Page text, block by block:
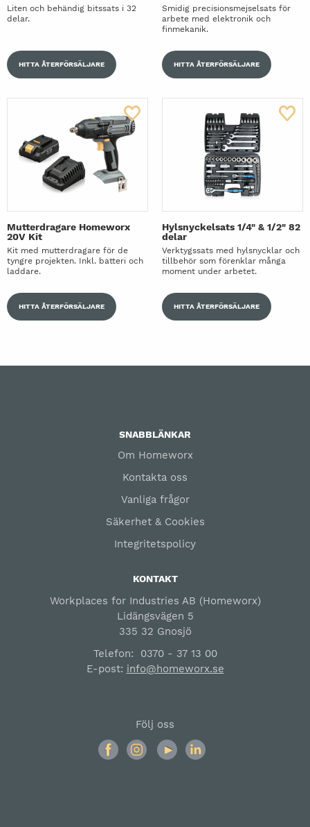
Liten och behändig bitssats i 32
delar.
HITTA ÅTERFÖRSÄLJARE
Smidig precisionsmejselsats för
arbete med elektronik och
finmekanik.
HITTA ÅTERFÖRSÄLJARE
Mutterdragare Homeworx
20V Kit
Kit med mutterdragare för de
tyngre projekten. Inkl. batteri och
laddare.
HITTA ÅTERFÖRSÄLJARE
Hylsnyckelsats 1/4" & 1/2" 82
delar
Verktygssats med hylsnycklar och
tillbehör som förenklar många
moment under arbetet.
HITTA ÅTERFÖRSÄLJARE
SNABBLÄNKAR
Om Homeworx
Kontakta oss
Vanliga frågor
Säkerhet & Cookies
Integritetspolicy
KONTAKT
Workplaces for Industries AB (Homeworx)
Lidängsvägen 5
335 32 Gnosjö
Telefon: 0370 - 37 13 00
E-post: info@homeworx.se
Följ oss